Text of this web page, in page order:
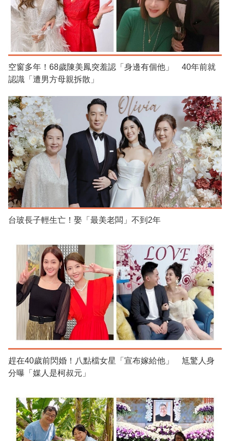
空窗多年！68歲陳美鳳突羞認「身邊有個他」 40年前就
認識「遭男方母親拆散」
台玻長子輕生亡！娶「最美老闆」不到2年
趕在40歲前閃婚！八點檔女星「宣布嫁給他」 尪驚人身
分曝「媒人是柯叔元」